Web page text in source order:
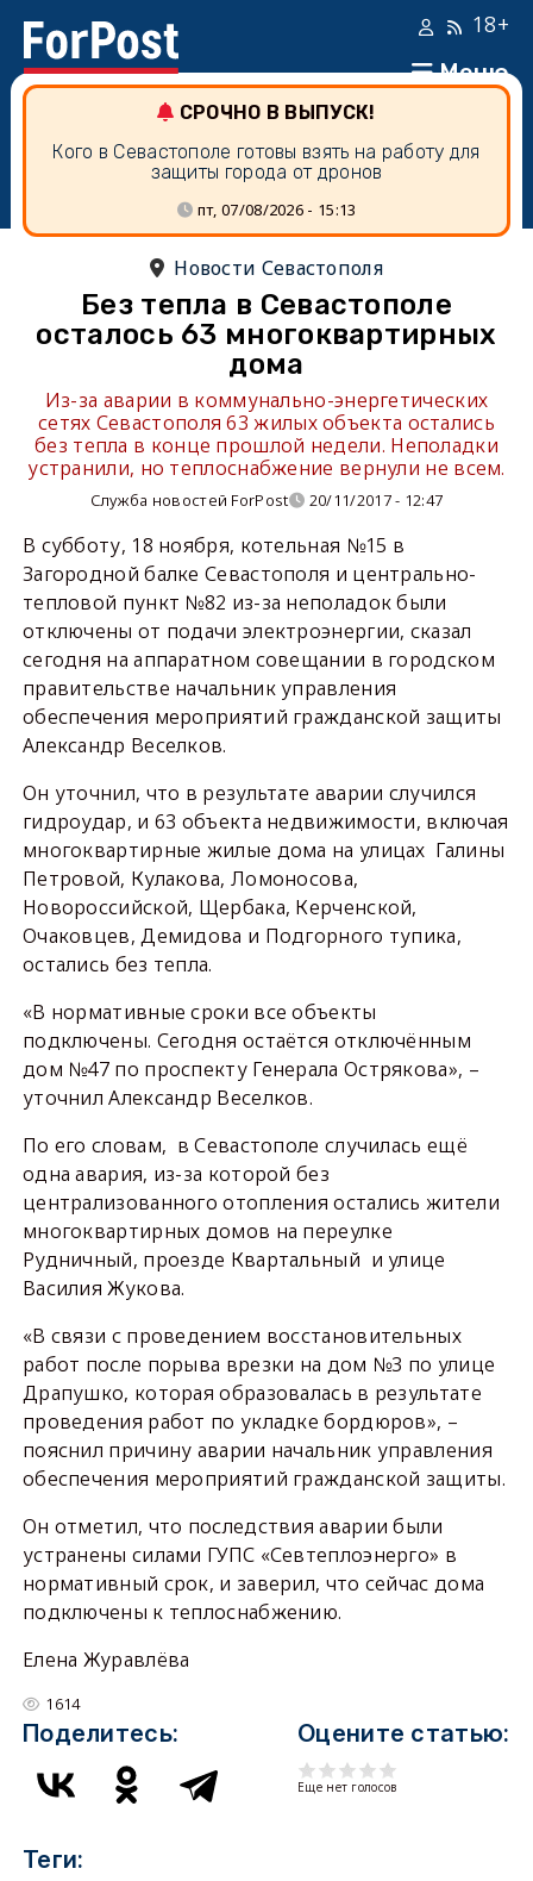
Меню
18+
СРОЧНО В ВЫПУСК!
Кого в Севастополе готовы взять на работу для
защиты города от дронов
пт, 07/08/2026 - 15:13
Новости Севастополя
Без тепла в Севастополе
осталось 63 многоквартирных
дома
Из-за аварии в коммунально-энергетических
сетях Севастополя 63 жилых объекта остались
без тепла в конце прошлой недели. Неполадки
устранили, но теплоснабжение вернули не всем.
Служба новостей ForPost 20/11/2017 - 12:47
В субботу, 18 ноября, котельная №15 в
Загородной балке Севастополя и центрально-
тепловой пункт №82 из-за неполадок были
отключены от подачи электроэнергии, сказал
сегодня на аппаратном совещании в городском
правительстве начальник управления
обеспечения мероприятий гражданской защиты
Александр Веселков.
Он уточнил, что в результате аварии случился
гидроудар, и 63 объекта недвижимости, включая
многоквартирные жилые дома на улицах Галины
Петровой, Кулакова, Ломоносова,
Новороссийской, Щербака, Керченской,
Очаковцев, Демидова и Подгорного тупика,
остались без тепла.
«В нормативные сроки все объекты
подключены. Сегодня остаётся отключённым
дом №47 по проспекту Генерала Острякова», –
уточнил Александр Веселков.
По его словам, в Севастополе случилась ещё
одна авария, из-за которой без
централизованного отопления остались жители
многоквартирных домов на переулке
Рудничный, проезде Квартальный и улице
Василия Жукова.
«В связи с проведением восстановительных
работ после порыва врезки на дом №3 по улице
Драпушко, которая образовалась в результате
проведения работ по укладке бордюров», –
пояснил причину аварии начальник управления
обеспечения мероприятий гражданской защиты.
Он отметил, что последствия аварии были
устранены силами ГУПС «Севтеплоэнерго» в
нормативный срок, и заверил, что сейчас дома
подключены к теплоснабжению.
Елена Журавлёва
1614
Поделитесь: Оцените статью:
Еще нет голосов
Теги: